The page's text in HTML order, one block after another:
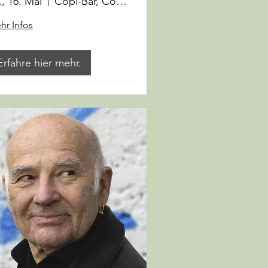
Infos
hier mehr.